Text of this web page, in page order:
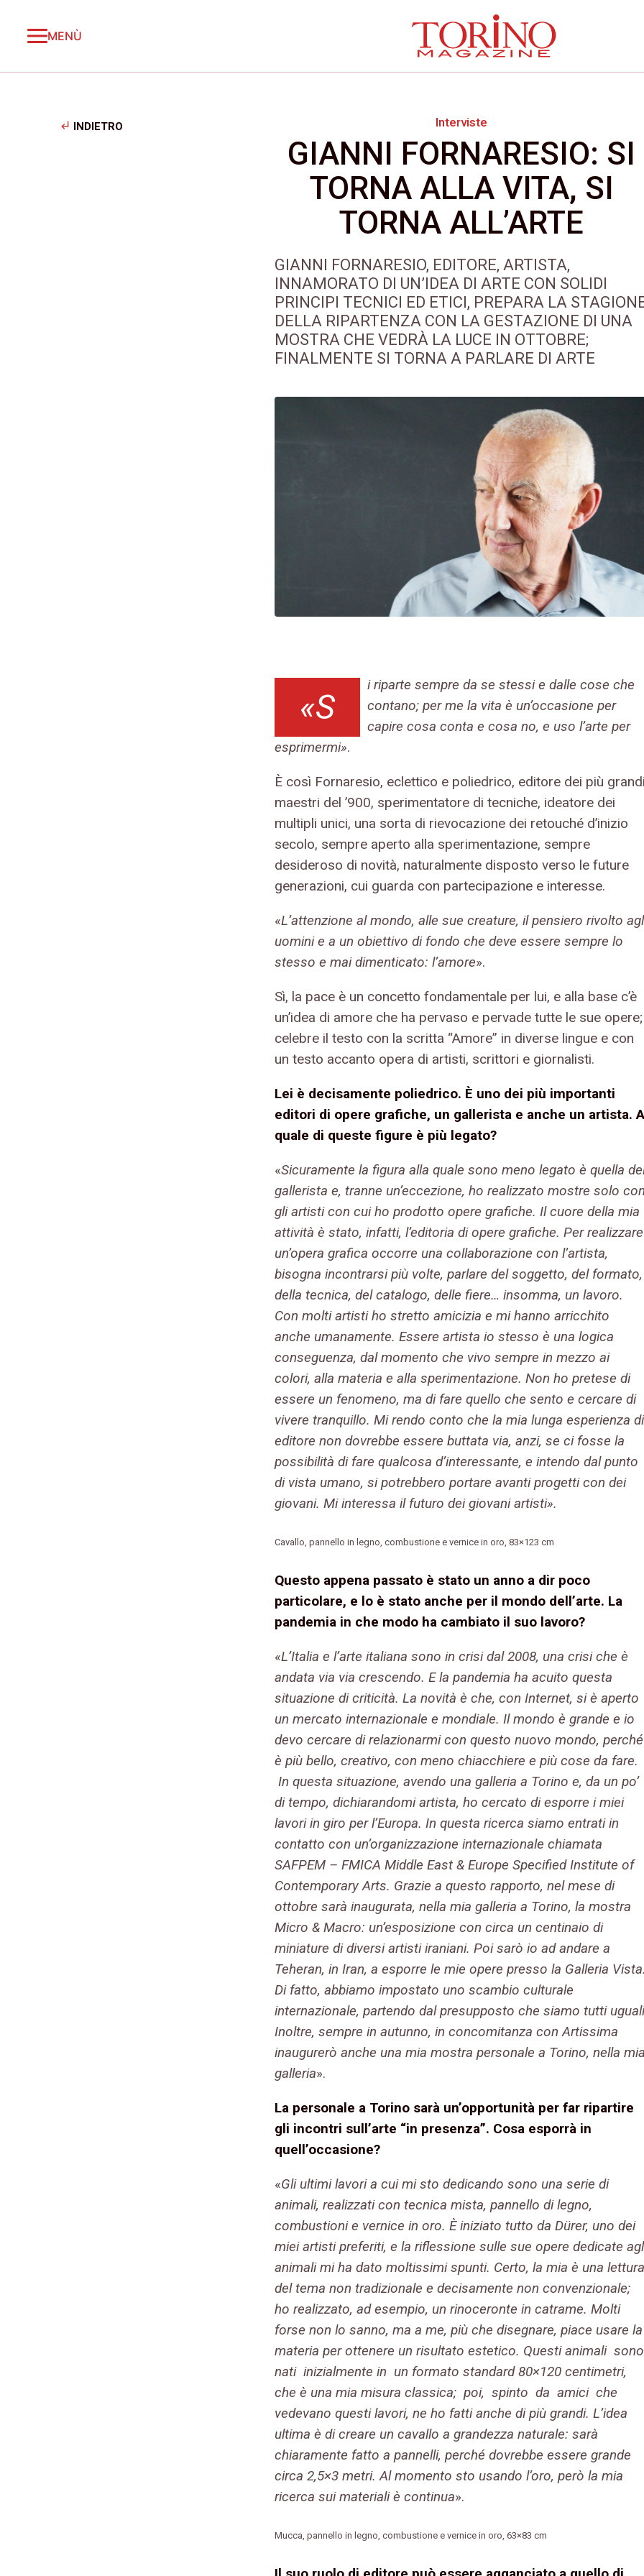
MENÙ
subdirectory_arrow_left INDIETRO Interviste
GIANNI FORNARESIO: SI
TORNA ALLA VITA, SI
TORNA ALL’ARTE
GIANNI FORNARESIO, EDITORE, ARTISTA,
INNAMORATO DI UN’IDEA DI ARTE CON SOLIDI
PRINCIPI TECNICI ED ETICI, PREPARA LA
DELLA RIPARTENZA CON LA GESTAZIONE DI UNA
MOSTRA CHE VEDRÀ LA LUCE IN OTTOBRE;
FINALMENTE SI TORNA A PARLARE DI ARTE
«S
i riparte sempre da se stessi e dalle cose che
contano; per me la vita è un’occasione per
capire cosa conta e cosa no, e uso l’arte per
esprimermi».
È così Fornaresio, eclettico e poliedrico, editore dei più
maestri del ’900, sperimentatore di tecniche, ideatore dei
multipli unici, una sorta di rievocazione dei retouché d’inizio
secolo, sempre aperto alla sperimentazione, sempre
desideroso di novità, naturalmente disposto verso le future
generazioni, cui guarda con partecipazione e interesse.
«L’attenzione al mondo, alle sue creature, il pensiero rivolto
uomini e a un obiettivo di fondo che deve essere sempre lo
stesso e mai dimenticato: l’amore».
Sì, la pace è un concetto fondamentale per lui, e alla base c’è
un’idea di amore che ha pervaso e pervade tutte le sue opere;
celebre il testo con la scritta “Amore” in diverse lingue e con
un testo accanto opera di artisti, scrittori e giornalisti.
Lei è decisamente poliedrico. È uno dei più importanti
editori di opere grafiche, un gallerista e anche un artista. A
quale di queste figure è più legato?
«Sicuramente la figura alla quale sono meno legato è quella
gallerista e, tranne un’eccezione, ho realizzato mostre solo
gli artisti con cui ho prodotto opere grafiche. Il cuore della mia
attività è stato, infatti, l’editoria di opere grafiche. Per realizzare
un’opera grafica occorre una collaborazione con l’artista,
bisogna incontrarsi più volte, parlare del soggetto, del formato,
della tecnica, del catalogo, delle fiere… insomma, un lavoro.
Con molti artisti ho stretto amicizia e mi hanno arricchito
anche umanamente. Essere artista io stesso è una logica
conseguenza, dal momento che vivo sempre in mezzo ai
colori, alla materia e alla sperimentazione. Non ho pretese di
essere un fenomeno, ma di fare quello che sento e cercare di
vivere tranquillo. Mi rendo conto che la mia lunga esperienza di
editore non dovrebbe essere buttata via, anzi, se ci fosse la
possibilità di fare qualcosa d’interessante, e intendo dal punto
di vista umano, si potrebbero portare avanti progetti con dei
giovani. Mi interessa il futuro dei giovani artisti».
Cavallo, pannello in legno, combustione e vernice in oro, 83×123 cm
Questo appena passato è stato un anno a dir poco
particolare, e lo è stato anche per il mondo dell’arte. La
pandemia in che modo ha cambiato il suo lavoro?
«L’Italia e l’arte italiana sono in crisi dal 2008, una crisi che è
andata via via crescendo. E la pandemia ha acuito questa
situazione di criticità. La novità è che, con Internet, si è aperto
un mercato internazionale e mondiale. Il mondo è grande e io
devo cercare di relazionarmi con questo nuovo mondo, perché
è più bello, creativo, con meno chiacchiere e più cose da fare.
In questa situazione, avendo una galleria a Torino e, da un po’
di tempo, dichiarandomi artista, ho cercato di esporre i miei
lavori in giro per l’Europa. In questa ricerca siamo entrati in
contatto con un’organizzazione internazionale chiamata
SAFPEM – FMICA Middle East & Europe Specified Institute of
Contemporary Arts. Grazie a questo rapporto, nel mese di
ottobre sarà inaugurata, nella mia galleria a Torino, la mostra
Micro & Macro: un’esposizione con circa un centinaio di
miniature di diversi artisti iraniani. Poi sarò io ad andare a
Teheran, in Iran, a esporre le mie opere presso la Galleria
Di fatto, abbiamo impostato uno scambio culturale
internazionale, partendo dal presupposto che siamo tutti
Inoltre, sempre in autunno, in concomitanza con Artissima
inaugurerò anche una mia mostra personale a Torino, nella
galleria».
La personale a Torino sarà un’opportunità per far ripartire
gli incontri sull’arte “in presenza”. Cosa esporrà in
quell’occasione?
«Gli ultimi lavori a cui mi sto dedicando sono una serie di
animali, realizzati con tecnica mista, pannello di legno,
combustioni e vernice in oro. È iniziato tutto da Dürer, uno dei
miei artisti preferiti, e la riflessione sulle sue opere dedicate
animali mi ha dato moltissimi spunti. Certo, la mia è una lettura
del tema non tradizionale e decisamente non convenzionale;
ho realizzato, ad esempio, un rinoceronte in catrame. Molti
forse non lo sanno, ma a me, più che disegnare, piace usare la
materia per ottenere un risultato estetico. Questi animali sono
nati inizialmente in un formato standard 80×120 centimetri,
che è una mia misura classica; poi, spinto da amici che
vedevano questi lavori, ne ho fatti anche di più grandi. L’idea
ultima è di creare un cavallo a grandezza naturale: sarà
chiaramente fatto a pannelli, perché dovrebbe essere grande
circa 2,5×3 metri. Al momento sto usando l’oro, però la mia
ricerca sui materiali è continua».
Mucca, pannello in legno, combustione e vernice in oro, 63×83 cm